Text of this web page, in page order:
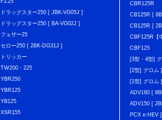
FZ25
ドラッグスター250 [ JBK-VG05J ]
ドラッグスター250 [ BA-VG02J ]
フェザー25
セロー250 [ 2BK-DG31J ]
トリッカー
TW200・225
YBR250
YBR125
YB125
XSR155
CBR125R
CB125R [
CB125R [
CBF125R【
CBF125
[3型・4型]
[2型] グロム
[1型] グロム
ADV160 [
ADV150 [
PCX e:HEV